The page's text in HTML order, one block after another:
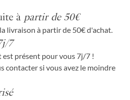
à partir de 50€
livraison à partir de 50€ d'achat.
7
est présent pour vous 7j/7 !
contacter si vous avez le moindre